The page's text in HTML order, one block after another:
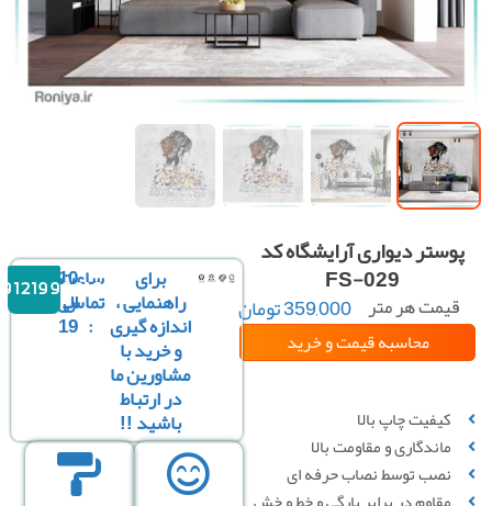
دیواری آرایشگاه کد
FS-029
قیمت هر متر
مربع : 359,000تومان
کیفیت چاپ بالا
ماندگاری و مقاومت بالا
نصب توسط نصاب حرفه ای
محاسبه قیمتو خرید
برای
راهنمایی ،
اندازه گیری
و خرید با
مشاورین ما
در ارتباط
باشید !!
ساعت
تماس
:
10
الی
19
09121996816